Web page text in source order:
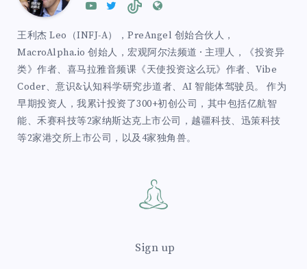
王利杰 Leo（INFJ-A），PreAngel 创始合伙人，
MacroAlpha.io 创始人，宏观阿尔法频道 · 主理人，《投资异
类》作者、喜马拉雅音频课《天使投资这么玩》作者、Vibe
Coder、意识&认知科学研究步道者、AI 智能体驾驶员。 作为
早期投资人，我累计投资了300+初创公司，其中包括亿航智
能、禾赛科技等2家纳斯达克上市公司，越疆科技、迅策科技
等2家港交所上市公司，以及4家独角兽。
Sign up